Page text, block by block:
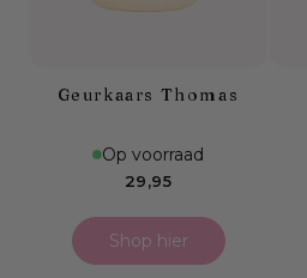
Geurkaars Thomas
Op voorraad
Normale
29,95
Shop hier